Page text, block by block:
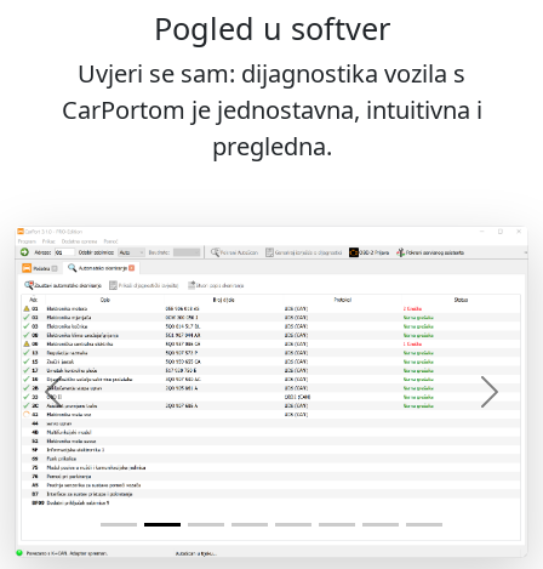
Pogled u softver
Uvjeri se sam: dijagnostika vozila s
CarPortom je jednostavna, intuitivna i
pregledna.
Previous Next